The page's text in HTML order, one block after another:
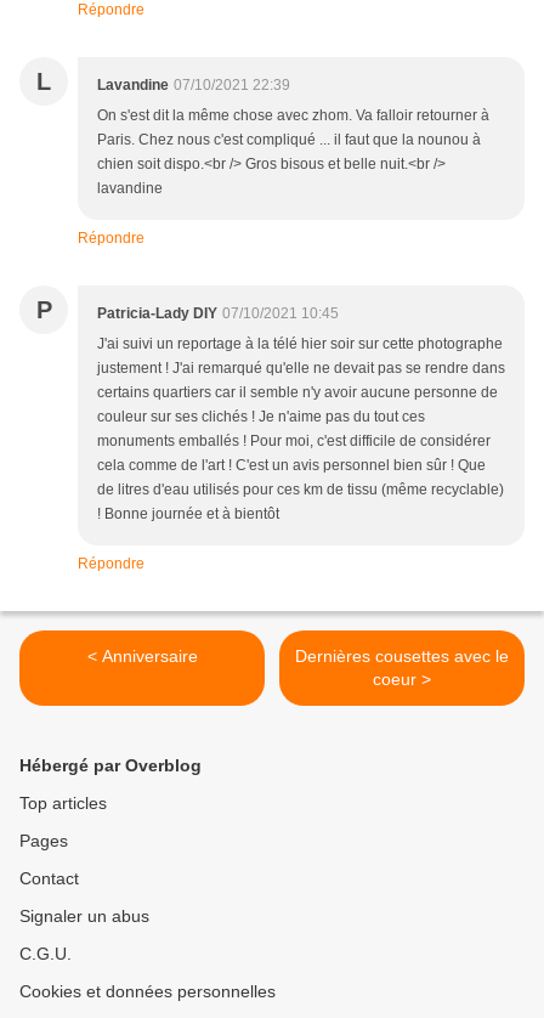
Répondre
L Lavandine 07/10/2021 22:39
On s'est dit la même chose avec zhom. Va falloir retourner à
Paris. Chez nous c'est compliqué ... il faut que la nounou à
chien soit dispo.<br /> Gros bisous et belle nuit.<br />
lavandine
Répondre
P Patricia-Lady DIY 07/10/2021 10:45
J'ai suivi un reportage à la télé hier soir sur cette photographe
justement ! J'ai remarqué qu'elle ne devait pas se rendre dans
certains quartiers car il semble n'y avoir aucune personne de
couleur sur ses clichés ! Je n'aime pas du tout ces
monuments emballés ! Pour moi, c'est difficile de considérer
cela comme de l'art ! C'est un avis personnel bien sûr ! Que
de litres d'eau utilisés pour ces km de tissu (même recyclable)
! Bonne journée et à bientôt
Répondre
< Anniversaire
Dernières cousettes avec le
coeur >
Hébergé par Overblog
Top articles
Pages
Contact
Signaler un abus
C.G.U.
Cookies et données personnelles